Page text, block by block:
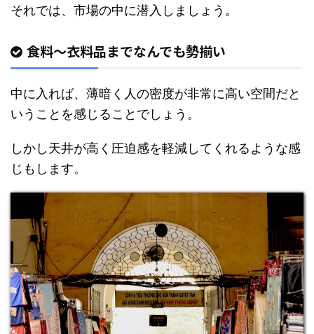
それでは、市場の中に潜入しましょう。
食料〜衣料品までなんでも勢揃い
中に入れば、薄暗く人の密度が非常に高い空間だと
いうことを感じることでしょう。
しかし天井が高く圧迫感を軽減してくれるような感
じもします。